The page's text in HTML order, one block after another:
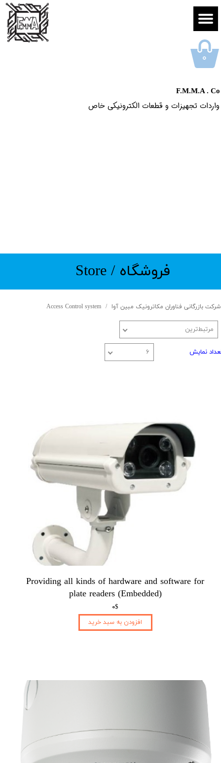
F.M.M.A . Co
واردات تجهیزات و قطعات الکترونیکى خاص​​​​​​​
۰
​​​فروشگاه / Store
شرکت بازرگانی فناوران مکاترونیک مبین آوا Access Control system
مرتبط‌ترین
نمایش ۶
Providing all kinds of hardware and software for
plate readers (Embedded)​​​​​​​
۰$
افزودن به سبد خرید